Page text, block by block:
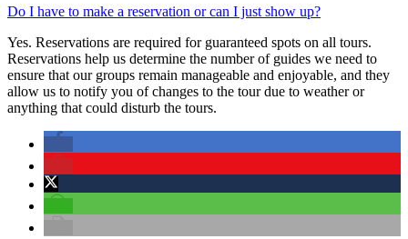
Do I have to make a reservation or can I just show up?
Yes. Reservations are required for guaranteed spots on all tours.
Reservations help us determine the number of guides we need to
ensure that our groups remain manageable and enjoyable, and they
allow us to notify you of changes to the tour due to weather or
anything that could disturb the tours.